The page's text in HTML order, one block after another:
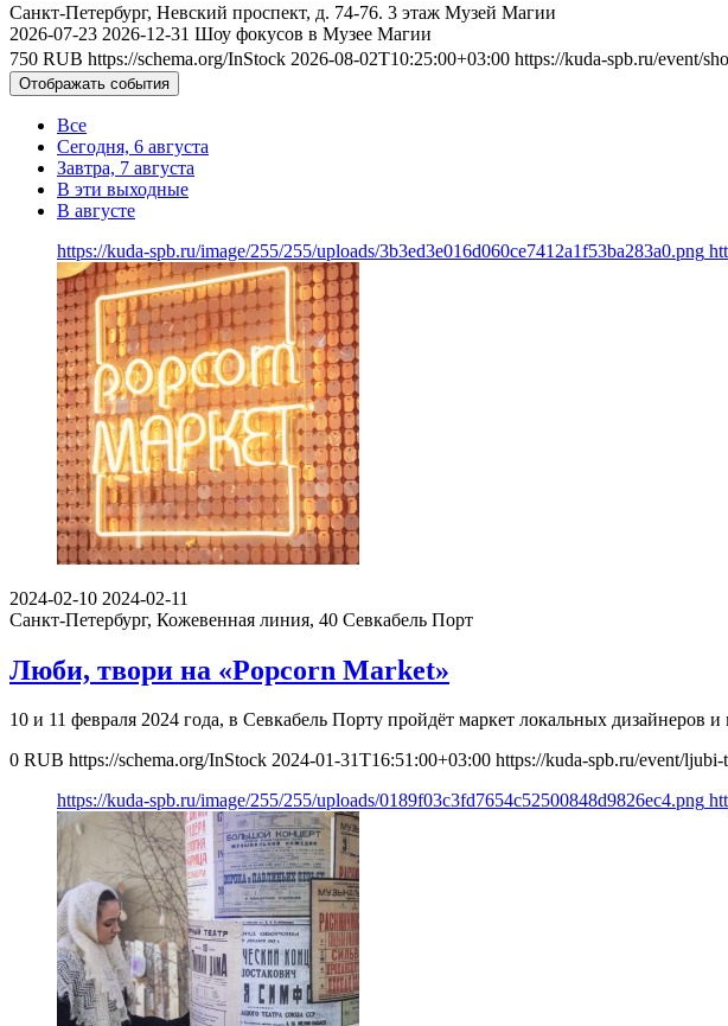
Санкт-Петербург, Невский проспект, д. 74-76. 3 этаж Музей Магии
2026-07-23 2026-12-31 Шоу фокусов в Музее Магии
750 RUB https://schema.org/InStock 2026-08-02T10:25:00+03:00 https://kuda-spb.ru/event/
Отображать события
Все
Сегодня, 6 августа
Завтра, 7 августа
В эти выходные
В августе
https://kuda-spb.ru/image/255/255/uploads/3b3ed3e016d060ce7412a1f53ba283a0.png
2024-02-10 2024-02-11
Санкт-Петербург, Кожевенная линия, 40 Севкабель Порт
Люби, твори на «Popcorn Market»
10 и 11 февраля 2024 года, в Севкабель Порту пройдёт маркет локальных
0 RUB https://schema.org/InStock 2024-01-31T16:51:00+03:00 https://kuda-spb.ru/event/
https://kuda-spb.ru/image/255/255/uploads/0189f03c3fd7654c52500848d9826ec4.png